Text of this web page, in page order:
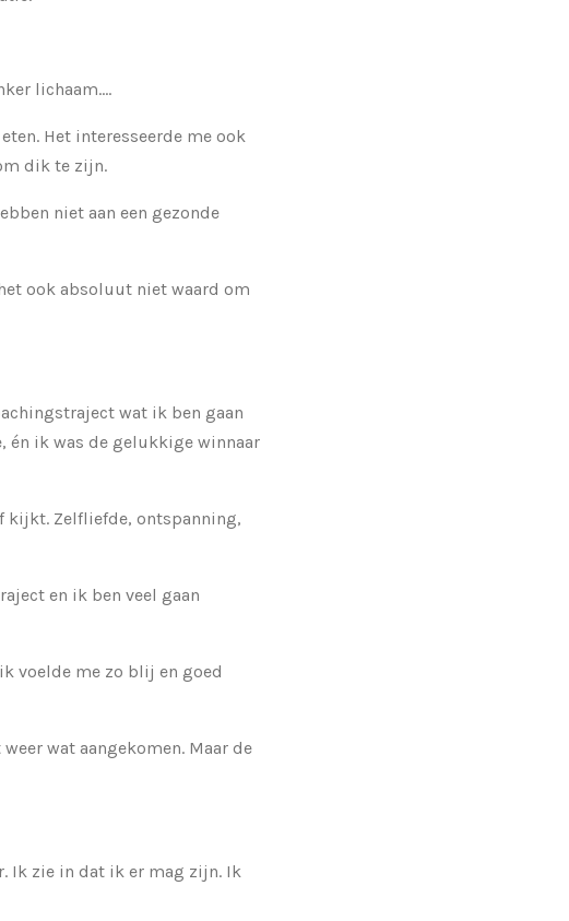
lichaam....
Het interesseerde me ook
dik te zijn.
niet aan een gezonde
ook absoluut niet waard om
wat ik ben gaan
én ik was de gelukkige winnaar
kijkt. Zelfliefde, ontspanning,
en ik ben veel gaan
voelde me zo blij en goed
wat aangekomen. Maar de
Ik zie in dat ik er mag zijn. Ik